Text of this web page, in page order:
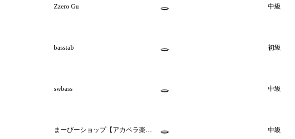
Zzero Gu 中級
basstab 初級
swbass 中級
まーびーショップ【アカペラ楽譜
中級